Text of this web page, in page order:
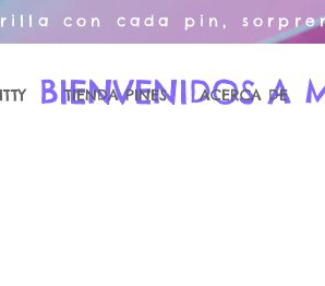
TIENDA PINES ACERCA DE
con cada pin,
BIENVENIDOS A